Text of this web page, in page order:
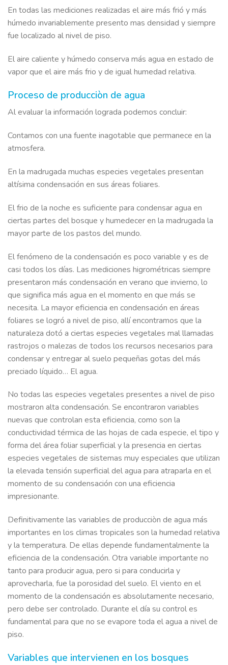
En todas las mediciones realizadas el aire más frió y más
húmedo invariablemente presento mas densidad y siempre
fue localizado al nivel de piso.
El aire caliente y húmedo conserva más agua en estado de
vapor que el aire más frio y de igual humedad relativa.
Proceso de producciòn de agua
Al evaluar la información lograda podemos concluir:
Contamos con una fuente inagotable que permanece en la
atmosfera.
En la madrugada muchas especies vegetales presentan
altísima condensación en sus áreas foliares.
El frio de la noche es suficiente para condensar agua en
ciertas partes del bosque y humedecer en la madrugada la
mayor parte de los pastos del mundo.
El fenómeno de la condensación es poco variable y es de
casi todos los días. Las mediciones higrométricas siempre
presentaron más condensación en verano que invierno, lo
que significa más agua en el momento en que más se
necesita. La mayor eficiencia en condensación en áreas
foliares se logró a nivel de piso, allí encontramos que la
naturaleza dotó a ciertas especies vegetales mal llamadas
rastrojos o malezas de todos los recursos necesarios para
condensar y entregar al suelo pequeñas gotas del más
preciado líquido… El agua.
No todas las especies vegetales presentes a nivel de piso
mostraron alta condensación. Se encontraron variables
nuevas que controlan esta eficiencia, como son la
conductividad térmica de las hojas de cada especie, el tipo y
forma del área foliar superficial y la presencia en ciertas
especies vegetales de sistemas muy especiales que utilizan
la elevada tensión superficial del agua para atraparla en el
momento de su condensación con una eficiencia
impresionante.
Definitivamente las variables de producciòn de agua más
importantes en los climas tropicales son la humedad relativa
y la temperatura. De ellas depende fundamentalmente la
eficiencia de la condensación. Otra variable importante no
tanto para producir agua, pero si para conducirla y
aprovecharla, fue la porosidad del suelo. El viento en el
momento de la condensación es absolutamente necesario,
pero debe ser controlado. Durante el día su control es
fundamental para que no se evapore toda el agua a nivel de
piso.
Variables que intervienen en los bosques